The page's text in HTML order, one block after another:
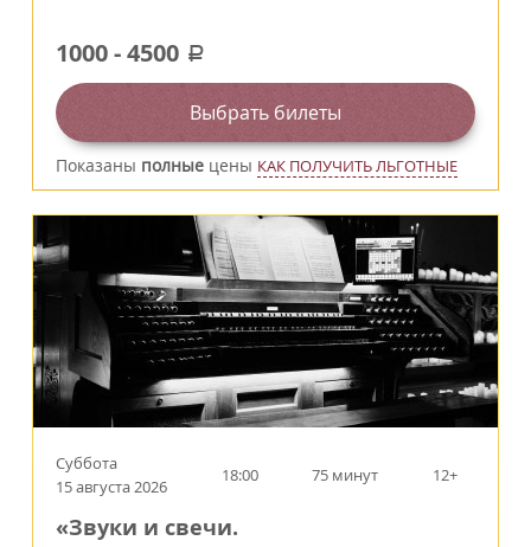
1000-4500 a
Выбрать билеты
Показаны полные цены КАК ПОЛУЧИТЬ ЛЬГОТНЫЕ
Суббота
15 августа 2026
18:00 75 минут 12+
«Звуки и свечи.